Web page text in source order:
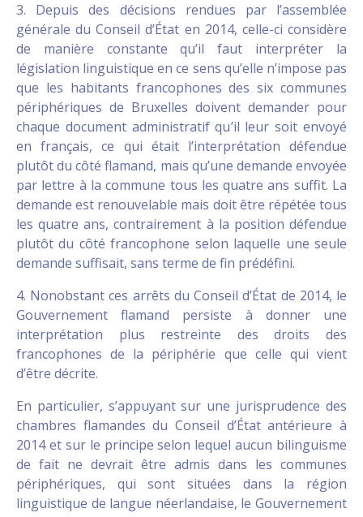
3. Depuis des décisions rendues par l’assemblée
générale du Conseil d’État en 2014, celle-ci considère
de manière constante qu’il faut interpréter la
législation linguistique en ce sens qu’elle n’impose pas
que les habitants francophones des six communes
périphériques de Bruxelles doivent demander pour
chaque document administratif qu’il leur soit envoyé
en français, ce qui était l’interprétation défendue
plutôt du côté flamand, mais qu’une demande envoyée
par lettre à la commune tous les quatre ans suffit. La
demande est renouvelable mais doit être répétée tous
les quatre ans, contrairement à la position défendue
plutôt du côté francophone selon laquelle une seule
demande suffisait, sans terme de fin prédéfini.
4. Nonobstant ces arrêts du Conseil d’État de 2014, le
Gouvernement flamand persiste à donner une
interprétation plus restreinte des droits des
francophones de la périphérie que celle qui vient
d’être décrite.
En particulier, s’appuyant sur une jurisprudence des
chambres flamandes du Conseil d’État antérieure à
2014 et sur le principe selon lequel aucun bilinguisme
de fait ne devrait être admis dans les communes
périphériques, qui sont situées dans la région
linguistique de langue néerlandaise, le Gouvernement